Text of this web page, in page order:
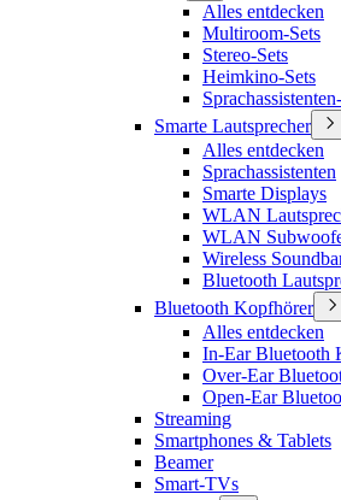
Alles entdecken
Multiroom-Sets
Stereo-Sets
Heimkino-Sets
Smarte Lautsprecher
Alles entdecken
Sprachassistenten
Smarte Displays
WLAN
WLAN
Wireless
Bluetooth
Bluetooth Kopfhörer
Alles entdecken
In-Ear Bluetooth
Over-Ear
Open-Ear
Streaming
Smartphones & Tablets
Beamer
Smart-TVs